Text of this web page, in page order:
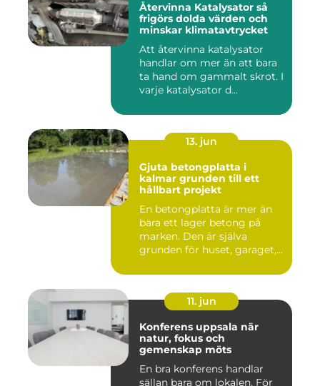
Återvinna Katalysator så
frigörs dolda värden och
minskar klimatavtrycket
Att återvinna katalysator
handlar om mer än att bara
ta hand om gammalt skrot. I
varje katalysator d...
13. jun
Gjuta betongplatta i
kalmar grunden till ett
hållbart projekt
En betongplatta är mer än
bara ett lager betong på
marken. Den är själva
grunden för huset, garaget,...
11. jun
Konferens uppsala när
natur, fokus och
gemenskap möts
En bra konferens handlar
sällan bara om lokalen. För